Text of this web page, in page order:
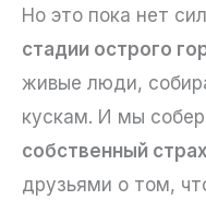
Но это пока нет
стадии острого
живые люди,
кускам. И мы
собственный
друзьями о том,